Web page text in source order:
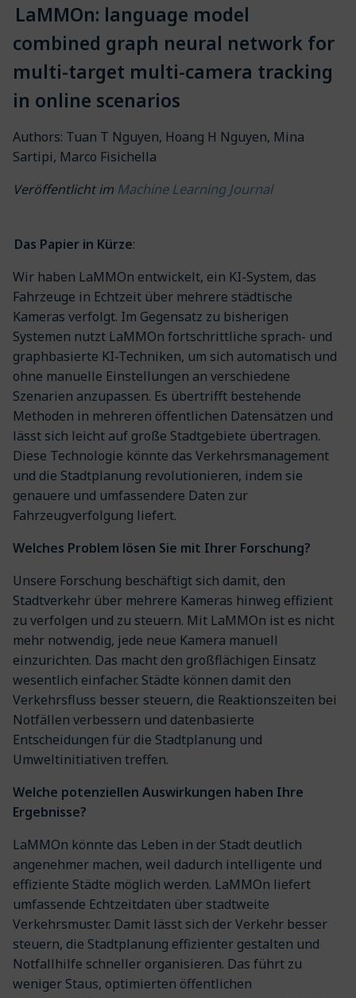
LaMMOn: language model
combined graph neural network for
multi-target multi-camera tracking
in online scenarios
Authors: Tuan T Nguyen, Hoang H Nguyen, Mina
Sartipi, Marco Fisichella
Veröffentlicht im Machine Learning Journal
Das Papier in Kürze:
Wir haben LaMMOn entwickelt, ein KI-System, das
Fahrzeuge in Echtzeit über mehrere städtische
Kameras verfolgt. Im Gegensatz zu bisherigen
Systemen nutzt LaMMOn fortschrittliche sprach- und
graphbasierte KI-Techniken, um sich automatisch und
ohne manuelle Einstellungen an verschiedene
Szenarien anzupassen. Es übertrifft bestehende
Methoden in mehreren öffentlichen Datensätzen und
lässt sich leicht auf große Stadtgebiete übertragen.
Diese Technologie könnte das Verkehrsmanagement
und die Stadtplanung revolutionieren, indem sie
genauere und umfassendere Daten zur
Fahrzeugverfolgung liefert.
Welches Problem lösen Sie mit Ihrer Forschung?
Unsere Forschung beschäftigt sich damit, den
Stadtverkehr über mehrere Kameras hinweg effizient
zu verfolgen und zu steuern. Mit LaMMOn ist es nicht
mehr notwendig, jede neue Kamera manuell
einzurichten. Das macht den großflächigen Einsatz
wesentlich einfacher. Städte können damit den
Verkehrsfluss besser steuern, die Reaktionszeiten bei
Notfällen verbessern und datenbasierte
Entscheidungen für die Stadtplanung und
Umweltinitiativen treffen.
Welche potenziellen Auswirkungen haben Ihre
Ergebnisse?
LaMMOn könnte das Leben in der Stadt deutlich
angenehmer machen, weil dadurch intelligente und
effiziente Städte möglich werden. LaMMOn liefert
umfassende Echtzeitdaten über stadtweite
Verkehrsmuster. Damit lässt sich der Verkehr besser
steuern, die Stadtplanung effizienter gestalten und
Notfallhilfe schneller organisieren. Das führt zu
weniger Staus, optimierten öffentlichen